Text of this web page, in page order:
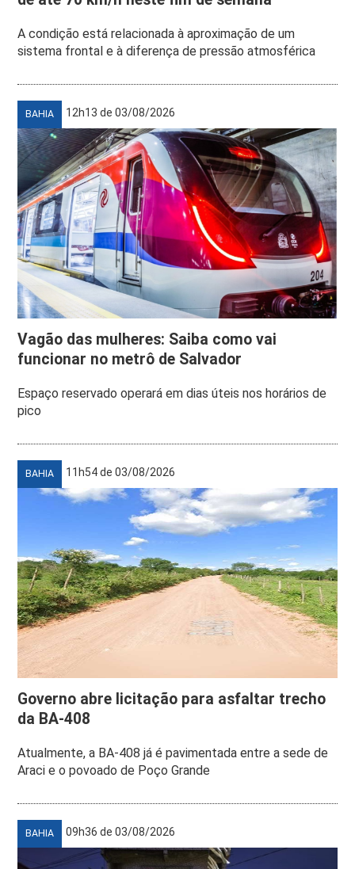
A condição está relacionada à aproximação de um
sistema frontal e à diferença de pressão atmosférica
BAHIA 12h13 de 03/08/2026
Vagão das mulheres: Saiba como vai
funcionar no metrô de Salvador
Espaço reservado operará em dias úteis nos horários de
pico
BAHIA 11h54 de 03/08/2026
Governo abre licitação para asfaltar trecho
da BA-408
Atualmente, a BA-408 já é pavimentada entre a sede de
Araci e o povoado de Poço Grande
BAHIA 09h36 de 03/08/2026